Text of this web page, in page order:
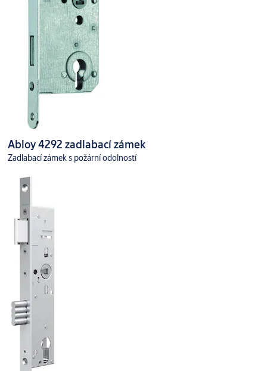
Abloy 4292 zadlabací zámek
Zadlabací zámek s požární odolností